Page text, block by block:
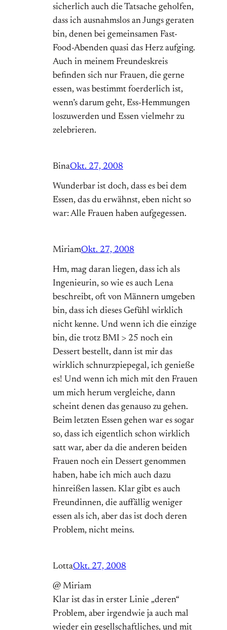
sicherlich auch die Tatsache geholfen,
dass ich ausnahmslos an Jungs geraten
bin, denen bei gemeinsamen Fast-
Food-Abenden quasi das Herz aufging.
Auch in meinem Freundeskreis
befinden sich nur Frauen, die gerne
essen, was bestimmt foerderlich ist,
wenn’s darum geht, Ess-Hemmungen
loszuwerden und Essen vielmehr zu
zelebrieren.
BinaOkt. 27, 2008
Wunderbar ist doch, dass es bei dem
Essen, das du erwähnst, eben nicht so
war: Alle Frauen haben aufgegessen.
MiriamOkt. 27, 2008
Hm, mag daran liegen, dass ich als
Ingenieurin, so wie es auch Lena
beschreibt, oft von Männern umgeben
bin, dass ich dieses Gefühl wirklich
nicht kenne. Und wenn ich die einzige
bin, die trotz BMI > 25 noch ein
Dessert bestellt, dann ist mir das
wirklich schnurzpiepegal, ich genieße
es! Und wenn ich mich mit den Frauen
um mich herum vergleiche, dann
scheint denen das genauso zu gehen.
Beim letzten Essen gehen war es sogar
so, dass ich eigentlich schon wirklich
satt war, aber da die anderen beiden
Frauen noch ein Dessert genommen
haben, habe ich mich auch dazu
hinreißen lassen. Klar gibt es auch
Freundinnen, die auffällig weniger
essen als ich, aber das ist doch deren
Problem, nicht meins.
LottaOkt. 27, 2008
@ Miriam
Klar ist das in erster Linie „deren“
Problem, aber irgendwie ja auch mal
wieder ein gesellschaftliches, und mit